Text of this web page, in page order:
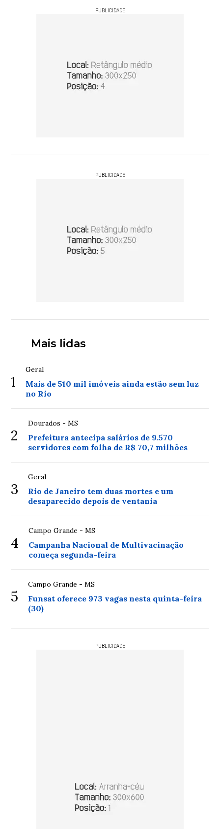
PUBLICIDADE
PUBLICIDADE
Mais lidas
1
Geral
Mais de 510 mil imóveis ainda estão sem luz
no Rio
2
Dourados - MS
Prefeitura antecipa salários de 9.570
servidores com folha de R$ 70,7 milhões
3
Geral
Rio de Janeiro tem duas mortes e um
desaparecido depois de ventania
4
Campo Grande - MS
Campanha Nacional de Multivacinação
começa segunda-feira
5
Campo Grande - MS
Funsat oferece 973 vagas nesta quinta-feira
(30)
PUBLICIDADE